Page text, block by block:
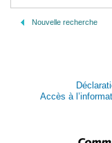
Nouvelle recherche
Accès à